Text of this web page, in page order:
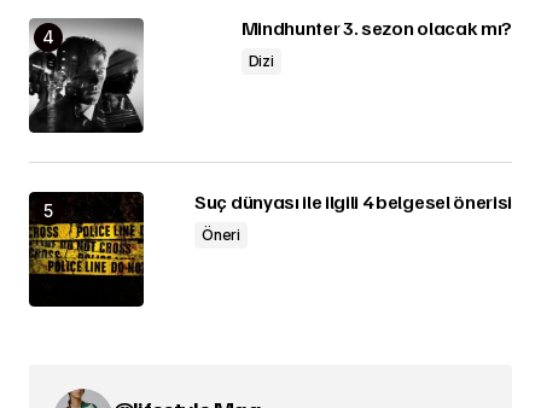
Mindhunter 3. sezon olacak mı?
Dizi
Suç dünyası ile ilgili 4 belgesel önerisi
Öneri